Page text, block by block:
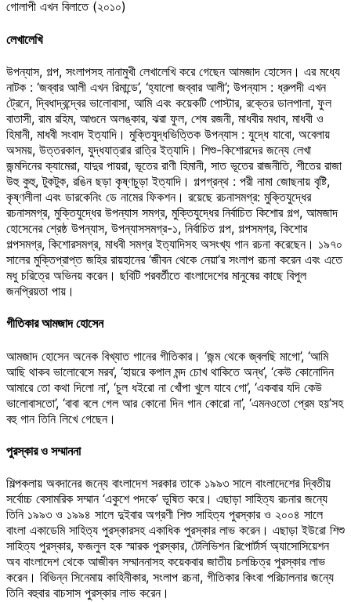
গোলাপী এখন বিলাতে (২০১০)
লেখালেখি
উপন্যাস, গল্প, সংলাপসহ নানামুখী লেখালেখি করে গেছেন আমজাদ হোসেন। এর মধ্যে
নাটক : ‘জব্বার আলী এখন রিমান্ডে’, ‘হ্যালো জব্বার আলী’; উপন্যাস : ধ্রুপদী এখন
ট্রেনে, দ্বিধাদ্বন্দ্বের ভালোবাসা, আমি এবং কয়েকটি পোস্টার, রক্তের ডালপালা, ফুল
বাতাসী, রাম রহিম, আগুনে অলঙ্কার, ঝরা ফুল, শেষ রজনী, মাধবীর মধাব, মাধবী ও
হিমানী, মাধবী সংবাদ ইত্যাদি। মুক্তিযুদ্ধভিত্তিক উপন্যাস : যুদ্ধে যাবো, অবেলায়
অসময়, উত্তরকাল, যুদ্ধযাত্রার রাত্রি ইত্যাদি। শিশু-কিশোরদের জন্যে লেখা
জন্মদিনের ক্যামেরা, যাদুর পায়রা, ভূতের রাণী হিমানী, সাত ভূতের রাজনীতি, শীতের রাজা
উহু কুহু, টুকটুক, রঙিন ছড়া কৃষ্ণচুড়া ইত্যাদি। গল্পগ্রন্থ : পরী নামা জোছনায় বৃষ্টি,
কৃষ্ণলীলা এবং ডারকেনিং ডে নামের ফিকশন। রয়েছে রচনাসমগ্র: মুক্তিযুদ্ধের
রচনাসমগ্র, মুক্তিযুদ্ধের উপন্যাস সমগ্র, মুক্তিযুদ্ধের নির্বাচিত কিশোর গল্প, আমজাদ
হোসেনের শ্রেষ্ঠ উপন্যাস, উপন্যাসসমগ্র-১, নির্বাচিত গল্প, গল্পসমগ্র, কিশোর
গল্পসমগ্র, কিশোরসমগ্র, মাধবী সমগ্র ইত্যাদিসহ অসংখ্য গান রচনা করেছেন। ১৯৭০
সালের মুক্তিপ্রাপ্ত জহির রায়হানের ‘জীবন থেকে নেয়া’র সংলাপ রচনা করেন এবং এতে
মধু চরিত্রে অভিনয় করেন। ছবিটি পরবর্তীতে বাংলাদেশের মানুষের কাছে বিপুল
জনপ্রিয়তা পায়।
গীতিকার আমজাদ হোসেন
আমজাদ হোসেন অনেক বিখ্যাত গানের গীতিকার। ‘জন্ম থেকে জ্বলছি মাগো’, ‘আমি
আছি থাকব ভালোবেসে মরব’, ‘হায়রে কপাল মন্দ চোখ থাকিতে অন্ধ’, ‘কেউ কোনোদিন
আমারে তো কথা দিলো না’, ‘চুল ধইরো না খোঁপা খুলে যাবে গো’, ‘একবার যদি কেউ
ভালোবাসতো’, ‘বাবা বলে গেল আর কোনো দিন গান কোরো না’, ‘এমনওতো প্রেম হয়’সহ
বহু গান তিনি লিখে গেছেন।
পুরস্কার ও সম্মাননা
শিল্পকলায় অবদানের জন্যে বাংলাদেশ সরকার তাকে ১৯৯৩ সালে বাংলাদেশের দ্বিতীয়
সর্বোচ্চ বেসামরিক সম্মান ‘একুশে পদকে’ ভূষিত করে। এছাড়া সাহিত্য রচনার জন্যে
তিনি ১৯৯৩ ও ১৯৯৪ সালে দুইবার অগ্রণী শিশু সাহিত্য পুরস্কার ও ২০০৪ সালে
বাংলা একাডেমি সাহিত্য পুরস্কারসহ একাধিক পুরস্কার লাভ করেন। এছাড়া ইউরো শিশু
সাহিত্য পুরস্কার, ফজলুল হক স্মারক পুরস্কার, টেলিভিশন রিপোর্টার্স অ্যাসোসিয়েশন
অব বাংলাদেশ থেকে আজীবন সম্মাননাসহ কয়েকবার জাতীয় চলচ্চিত্র পুরস্কার লাভ
করেন। বিভিন্ন সিনেমায় কাহিনীকার, সংলাপ রচনা, গীতিকার কিংবা পরিচালনার জন্যে
তিনি বহুবার বাচসাস পুরস্কার লাভ করেন।